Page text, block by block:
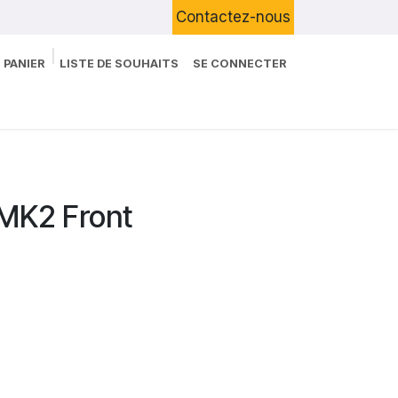
Contactez-nous
LISTE DE SOUHAITS SE CONNECTER
Front